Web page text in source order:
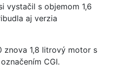
vystačil s objemom 1,6
aj verzia
znova 1,8 litrový motor s
CGI.